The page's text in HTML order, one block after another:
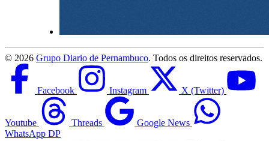
© 2026 Grupo Diario de Pernambuco. Todos os direitos reservados.
Facebook Instagram X (Twitter)
Youtube Threads
Google News
WhatsApp DP